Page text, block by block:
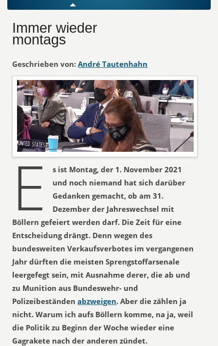
Immer wieder
montags
Geschrieben von: André Tautenhahn
E
s ist Montag, der 1. November 2021
und noch niemand hat sich darüber
Gedanken gemacht, ob am 31.
Dezember der Jahreswechsel mit
Böllern gefeiert werden darf. Die Zeit für eine
Entscheidung drängt. Denn wegen des
bundesweiten Verkaufsverbotes im vergangenen
Jahr dürften die meisten Sprengstoffarsenale
leergefegt sein, mit Ausnahme derer, die ab und
zu Munition aus Bundeswehr- und
Polizeibeständenabzweigen. Aber die zählen ja
nicht. Warum ich aufs Böllern komme, na ja, weil
die Politik zu Beginn der Woche wieder eine
Gagrakete nach der anderen zündet.